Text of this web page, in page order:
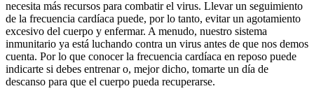
necesita más recursos para combatir el virus. Llevar un seguimiento
de la frecuencia cardíaca puede, por lo tanto, evitar un agotamiento
excesivo del cuerpo y enfermar. A menudo, nuestro sistema
inmunitario ya está luchando contra un virus antes de que nos demos
cuenta. Por lo que conocer la frecuencia cardíaca en reposo puede
indicarte si debes entrenar o, mejor dicho, tomarte un día de
descanso para que el cuerpo pueda recuperarse.